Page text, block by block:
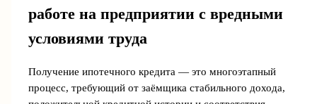
работе на предприятии с вредными
условиями труда
Получение ипотечного кредита — это многоэтапный
процесс, требующий от заёмщика стабильного дохода,